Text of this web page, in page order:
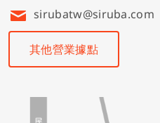
其他
Tiếng Việt
Español
sirubatw@siruba.com
其他營業據點